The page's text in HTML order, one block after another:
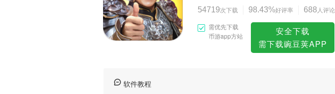
54719次下载 98.43%好评率 688 人评论
需优先下载
币游app方站
安全下载
需下载豌豆荚APP
软件教程